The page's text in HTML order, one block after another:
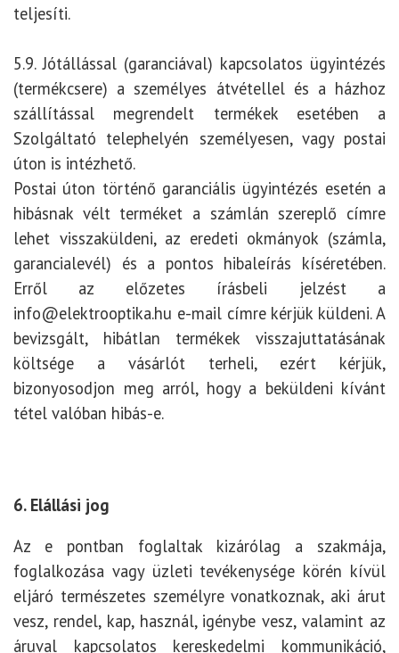
teljesíti.
5.9. Jótállással (garanciával) kapcsolatos ügyintézés
(termékcsere) a személyes átvétellel és a házhoz
szállítással megrendelt termékek esetében a
Szolgáltató telephelyén személyesen, vagy postai
úton is intézhető.
Postai úton történő garanciális ügyintézés esetén a
hibásnak vélt terméket a számlán szereplő címre
lehet visszaküldeni, az eredeti okmányok (számla,
garancialevél) és a pontos hibaleírás kíséretében.
Erről az előzetes írásbeli jelzést a
info@elektrooptika.hu e-mail címre kérjük küldeni. A
bevizsgált, hibátlan termékek visszajuttatásának
költsége a vásárlót terheli, ezért kérjük,
bizonyosodjon meg arról, hogy a beküldeni kívánt
tétel valóban hibás-e.
6. Elállási jog
Az e pontban foglaltak kizárólag a szakmája,
foglalkozása vagy üzleti tevékenysége körén kívül
eljáró természetes személyre vonatkoznak, aki árut
vesz, rendel, kap, használ, igénybe vesz, valamint az
áruval kapcsolatos kereskedelmi kommunikáció,